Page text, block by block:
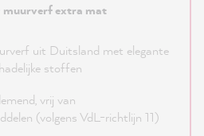
extra mat
uit Duitsland met elegante
stoffen
vrij van
(volgens VdL-richtlijn 11)